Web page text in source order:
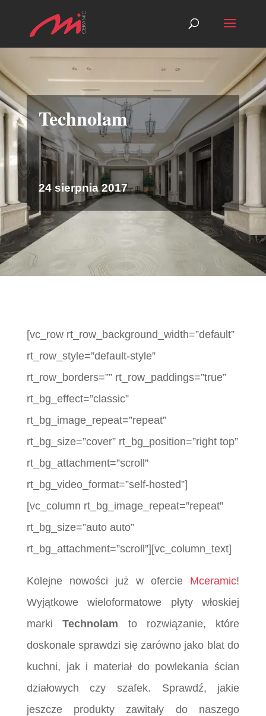
Technolam
24 sierpnia 2017
[vc_row rt_row_background_width=”default”
rt_row_style=”default-style”
rt_row_borders=”” rt_row_paddings=”true”
rt_bg_effect=”classic”
rt_bg_image_repeat=”repeat”
rt_bg_size=”cover” rt_bg_position=”right top”
rt_bg_attachment=”scroll”
rt_bg_video_format=”self-hosted”]
[vc_column rt_bg_image_repeat=”repeat”
rt_bg_size=”auto auto”
rt_bg_attachment=”scroll”][vc_column_text]
Kolejne nowości już w ofercie Mceramic!
Wyjątkowe wieloformatowe płyty włoskiej
markiTechnolam to rozwiązanie, które
doskonale sprawdzi się zarówno jako blat do
kuchni, jak i materiał do powlekania ścian
działowych czy szafek. Sprawdź, jakie
jeszcze produkty zawitały do naszego